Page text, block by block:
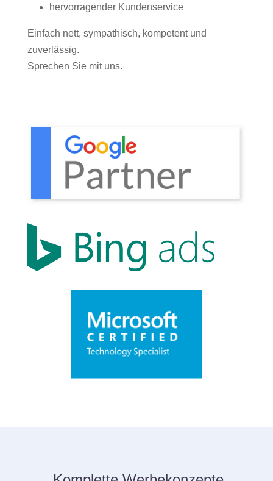
hervorragender Kundenservice
Einfach nett, sympathisch, kompetent und
zuverlässig.
Sprechen Sie mit uns.